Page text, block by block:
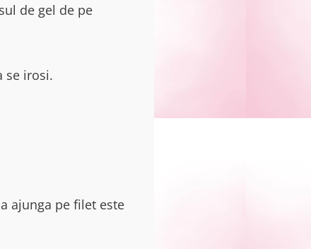
de gel de pe
se irosi.
ajunga pe filet este